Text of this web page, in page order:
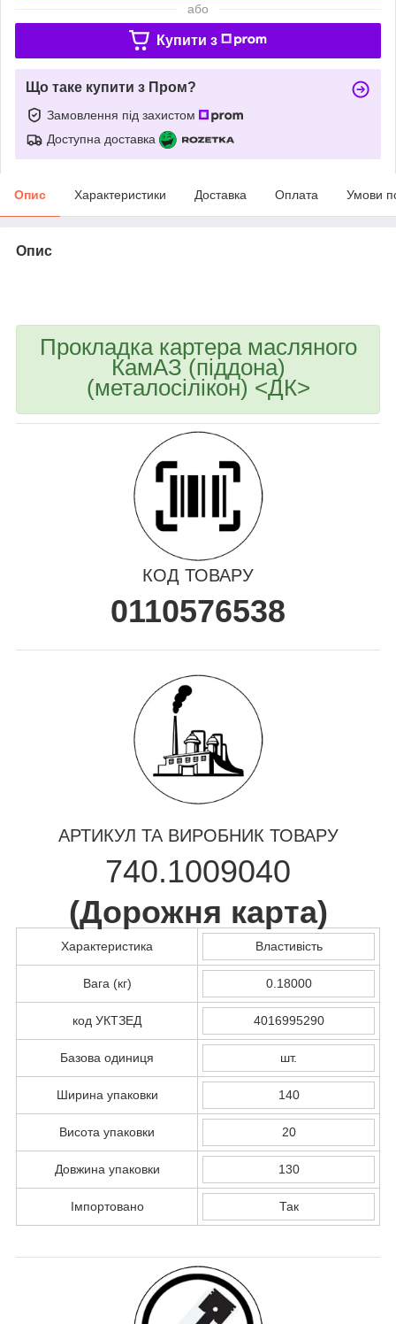
або
Купити з
Що таке купити з Пром?
Замовлення під захистом
Доступна доставка
Опис Характеристики Доставка Оплата Умови
Опис
Прокладка картера масляного
КамАЗ (піддона)
(металосiлікон) <ДК>
КОД ТОВАРУ
0110576538
АРТИКУЛ ТА ВИРОБНИК ТОВАРУ
740.1009040
(Дорожня карта)
Характеристика Властивість
Вага (кг) 0.18000
код УКТЗЕД 4016995290
Базова одиниця шт.
Ширина упаковки 140
Висота упаковки 20
Довжина упаковки 130
Імпортовано Так